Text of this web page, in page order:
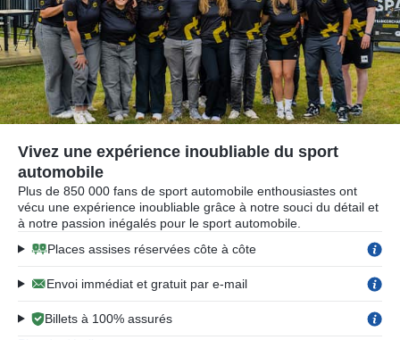
Vivez une expérience inoubliable du sport
automobile
Plus de 850 000 fans de sport automobile enthousiastes ont
vécu une expérience inoubliable grâce à notre souci du détail et
à notre passion inégalés pour le sport automobile.
Places assises réservées côte à côte
Envoi immédiat et gratuit par e-mail
Billets à 100% assurés